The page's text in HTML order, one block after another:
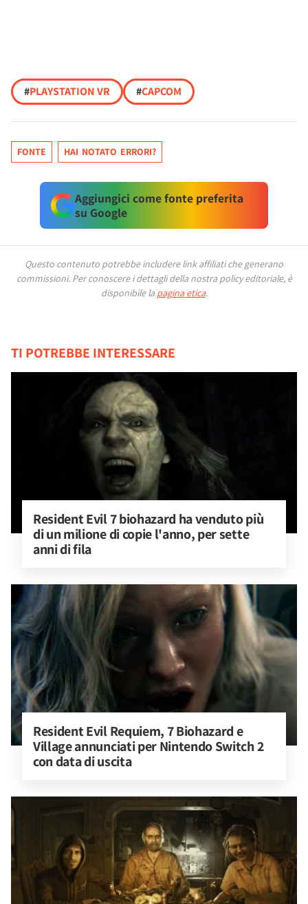
#PLAYSTATION VR #CAPCOM
FONTE HAI NOTATO ERRORI?
Aggiungici come fonte preferita
su Google
Questo contenuto potrebbe includere link affiliati che generano
commissioni. Per conoscere i dettagli della nostra policy editoriale, è
disponibile la pagina etica.
TI POTREBBE INTERESSARE
Resident Evil 7 biohazard ha venduto più
di un milione di copie l'anno, per sette
anni di fila
Resident Evil Requiem, 7 Biohazard e
Village annunciati per Nintendo Switch 2
con data di uscita